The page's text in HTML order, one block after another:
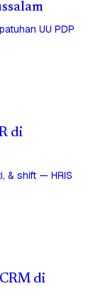
UU PDP
di
& shift — HRIS
di